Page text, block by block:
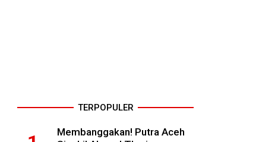
TERPOPULER
Membanggakan! Putra Aceh